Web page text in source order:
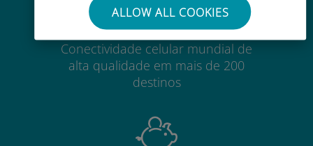
ALLOW ALL COOKIES
Mundial
Conectividade celular mundial de
alta qualidade em mais de 200
destinos